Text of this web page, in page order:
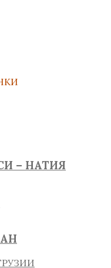
– НАТИЯ